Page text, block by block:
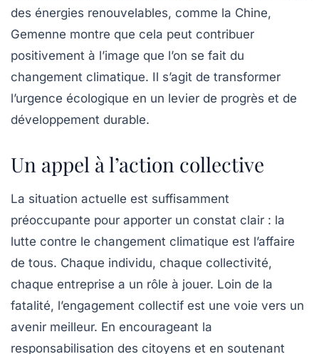
des énergies renouvelables, comme la Chine,
Gemenne montre que cela peut contribuer
positivement à l’image que l’on se fait du
changement climatique. Il s’agit de transformer
l’urgence écologique en un levier de progrès et de
développement durable.
Un appel à l’action collective
La situation actuelle est suffisamment
préoccupante pour apporter un constat clair : la
lutte contre le changement climatique est l’affaire
de tous. Chaque individu, chaque collectivité,
chaque entreprise a un rôle à jouer. Loin de la
fatalité, l’engagement collectif est une voie vers un
avenir meilleur. En encourageant la
responsabilisation des citoyens et en soutenant